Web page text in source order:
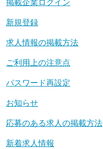
新規登録
求人情報の掲載方法
ご利用上の注意点
パスワード再設定
お知らせ
応募のある求人の掲載方法
新着求人情報